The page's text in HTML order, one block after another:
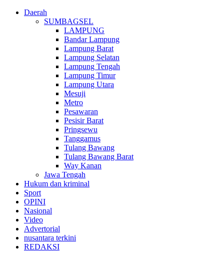
Daerah
SUMBAGSEL
LAMPUNG
Bandar Lampung
Lampung Barat
Lampung Selatan
Lampung Tengah
Lampung Timur
Lampung Utara
Mesuji
Metro
Pesawaran
Pesisir Barat
Pringsewu
Tanggamus
Tulang Bawang
Tulang Bawang Barat
Way Kanan
Jawa Tengah
Hukum dan kriminal
Sport
OPINI
Nasional
Video
Advertorial
nusantara terkini
REDAKSI